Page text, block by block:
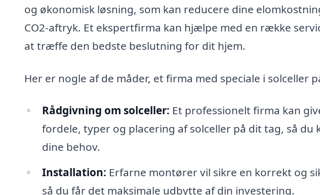
og økonomisk løsning, som kan reducere dine
CO2-aftryk. Et ekspertfirma kan hjælpe med en række
at træffe den bedste beslutning for dit hjem.
Her er nogle af de måder, et firma med speciale i solceller
Rådgivning om solceller: Et professionelt firma kan
fordele, typer og placering af solceller på dit tag, så
dine behov.
Installation: Erfarne montører vil sikre en korrekt og
så du får det maksimale udbytte af din investering.